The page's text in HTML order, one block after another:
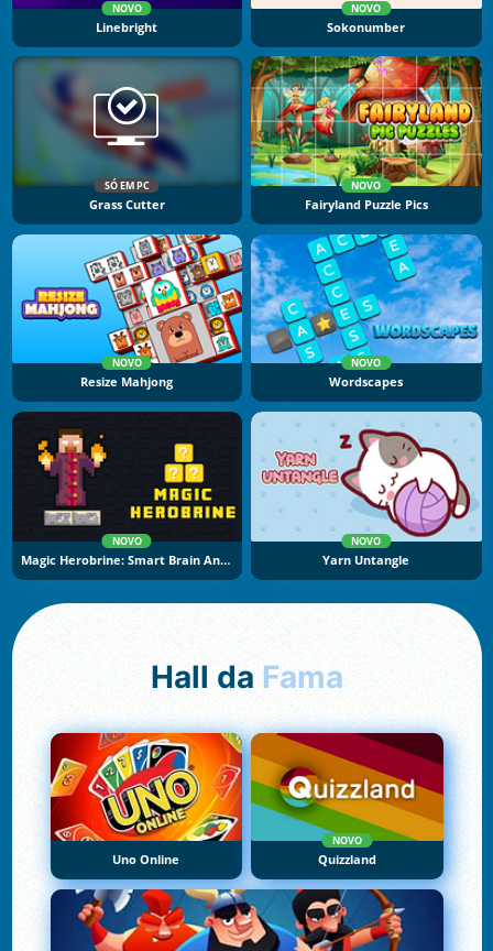
NOVO
Linebright
NOVO
Sokonumber
SÓ EM PC
Grass Cutter
NOVO
Fairyland Puzzle Pics
NOVO
Resize Mahjong
NOVO
Wordscapes
NOVO
Magic Herobrine: Smart Brain And Puzzle Quest
NOVO
Yarn Untangle
Hall da Fama
Uno Online
NOVO
Quizzland